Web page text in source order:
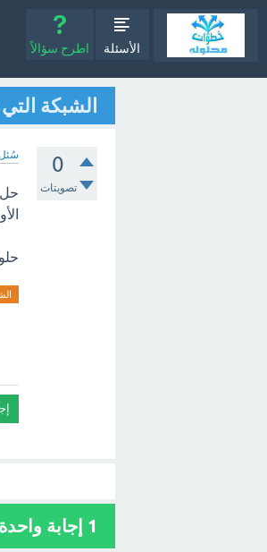
الأسئلة اطرح سؤالاً
الشبكة
0
تصويتات
1 إجابة واحدة